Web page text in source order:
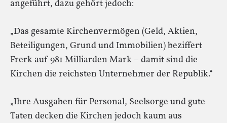
angeführt, dazu gehört jedoch:
„Das gesamte Kirchenvermögen (Geld, Aktien,
Beteiligungen, Grund und Immobilien) beziffert
Frerk auf 981 Milliarden Mark – damit sind die
Kirchen die reichsten Unternehmer der Republik.“
„Ihre Ausgaben für Personal, Seelsorge und gute
Taten decken die Kirchen jedoch kaum aus